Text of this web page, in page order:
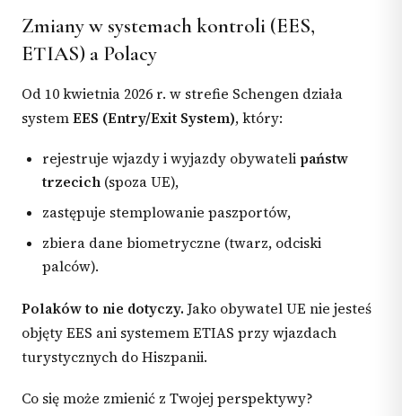
Zmiany w systemach kontroli (EES,
ETIAS) a Polacy
Od 10 kwietnia 2026 r. w strefie Schengen działa
systemEES (Entry/Exit System), który:
rejestruje wjazdy i wyjazdy obywateli państw
trzecich (spoza UE),
zastępuje stemplowanie paszportów,
zbiera dane biometryczne (twarz, odciski
palców).
Polaków to nie dotyczy. Jako obywatel UE nie jesteś
objęty EES ani systemem ETIAS przy wjazdach
turystycznych do Hiszpanii.
Co się może zmienić z Twojej perspektywy?